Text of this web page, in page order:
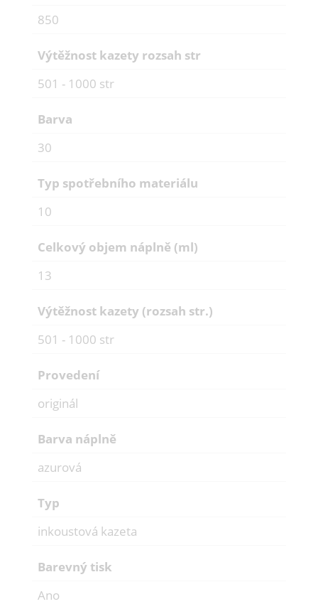
850
Výtěžnost kazety rozsah str
501 - 1000 str
Barva
30
Typ spotřebního materiálu
10
Celkový objem náplně (ml)
13
Výtěžnost kazety (rozsah str.)
501 - 1000 str
Provedení
originál
Barva náplně
azurová
Typ
inkoustová kazeta
Barevný tisk
Ano